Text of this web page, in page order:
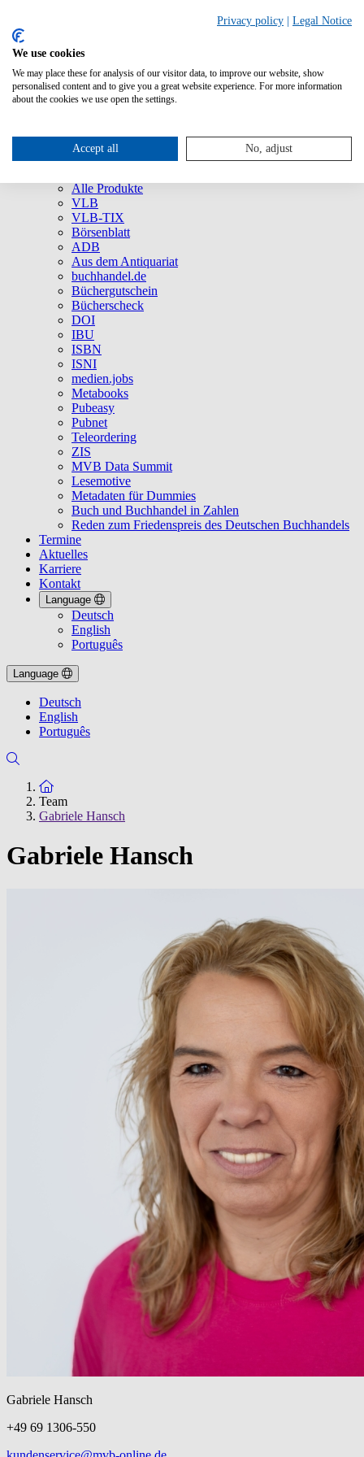
Über uns
Unternehmen
Presse
Service
Alle Produkte
VLB
VLB-TIX
Börsenblatt
ADB
Aus dem Antiquariat
buchhandel.de
Büchergutschein
Bücherscheck
DOI
IBU
ISBN
ISNI
medien.jobs
Metabooks
Pubeasy
Pubnet
Teleordering
ZIS
MVB Data Summit
Lesemotive
Metadaten für Dummies
Buch und Buchhandel in Zahlen
Reden zum Friedenspreis des Deutschen Buchhandels
Termine
Aktuelles
Karriere
Kontakt
Language
Deutsch
English
Português
Language
Deutsch
English
Português
Zur Startseite
Team
Gabriele Hansch
Gabriele Hansch
Gabriele Hansch
+49 69 1306-550
Privacy policy Legal Notice
We use cookies
We may place these for analysis of our visitor data, to improve our website, show
personalised content and to give you a great website experience. For more information
about the cookies we use open the settings.
Accept all No, adjust